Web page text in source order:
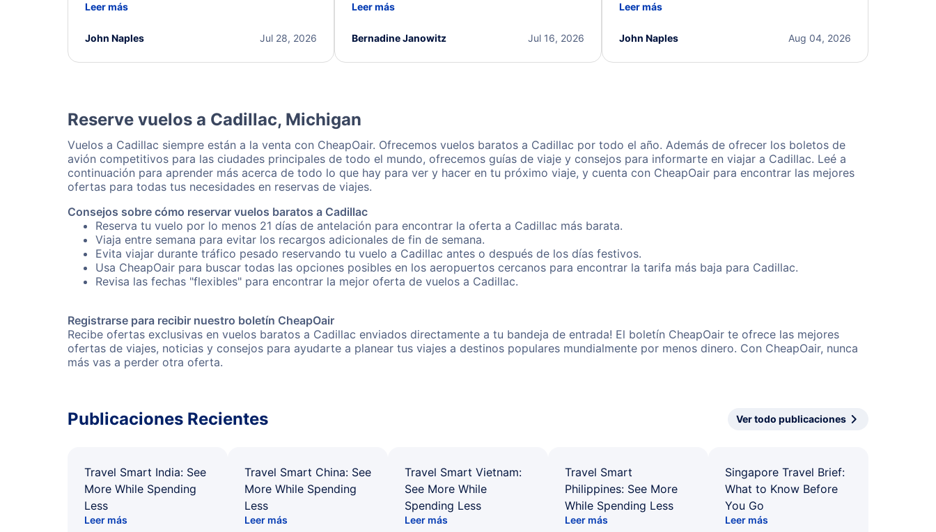
a solution and kept me informed of the next steps.
Leer más
Jul 28, 2026
John Naples
process. They quickly found alternative flight
I truly appreciate the excellent support and
Leer más
Jul 16, 2026
Bernadine Janowitz
beyond to resolve the issue. I'm grateful for the
Leer más
Aug 04, 2026
John Naples
Reserve vuelos a Cadillac, Michigan
Vuelos a Cadillac siempre están a la venta con CheapOair. Ofrecemos vuelos baratos a Cadillac por todo el año. Además de ofrecer los boletos de
avión competitivos para las ciudades principales de todo el mundo, ofrecemos guías de viaje y consejos para informarte en viajar a Cadillac. Leé a
continuación para aprender más acerca de todo lo que hay para ver y hacer en tu próximo viaje, y cuenta con CheapOair para encontrar las mejores
ofertas para todas tus necesidades en reservas de viajes.
Consejos sobre cómo reservar vuelos baratos a Cadillac
Reserva tu vuelo por lo menos 21 días de antelación para encontrar la oferta a Cadillac más barata.
Viaja entre semana para evitar los recargos adicionales de fin de semana.
Evita viajar durante tráfico pesado reservando tu vuelo a Cadillac antes o después de los días festivos.
Usa CheapOair para buscar todas las opciones posibles en los aeropuertos cercanos para encontrar la tarifa más baja para Cadillac.
Revisa las fechas "flexibles" para encontrar la mejor oferta de vuelos a Cadillac.
Registrarse para recibir nuestro boletín CheapOair
Recibe ofertas exclusivas en vuelos baratos a Cadillac enviados directamente a tu bandeja de entrada! El boletín CheapOair te ofrece las mejores
ofertas de viajes, noticias y consejos para ayudarte a planear tus viajes a destinos populares mundialmente por menos dinero. Con CheapOair, nunca
más vas a perder otra oferta.
Publicaciones Recientes Ver todo publicaciones
Travel Smart India: See
More While Spending
Less
Leer más
Travel Smart China: See
More While Spending
Less
Leer más
Travel Smart Vietnam:
See More While
Spending Less
Leer más
Travel Smart
Philippines: See More
While Spending Less
Leer más
Singapore Travel Brief:
What to Know Before
You Go
Leer más